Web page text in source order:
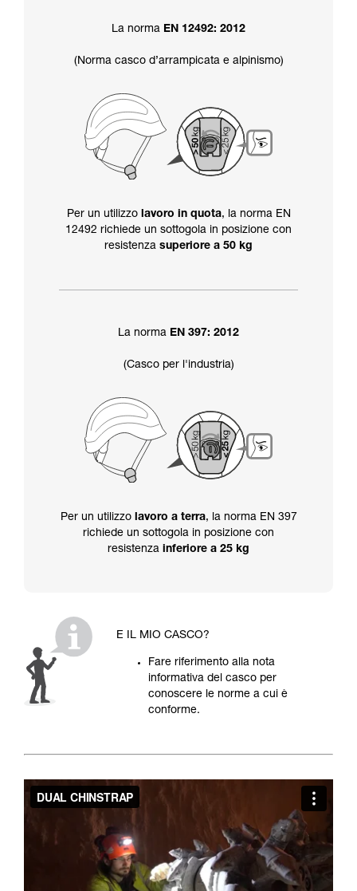
La norma EN 12492: 2012
(Norma casco d’arrampicata e alpinismo)
Per un utilizzo lavoro in quota, la norma EN
12492 richiede un sottogola in posizione con
resistenza superiore a 50 kg
La norma EN 397: 2012
(Casco per l'industria)
Per un utilizzo lavoro a terra, la norma EN 397
richiede un sottogola in posizione con
resistenza inferiore a 25 kg
E IL MIO CASCO?
Fare riferimento alla nota
informativa del casco per
conoscere le norme a cui è
conforme.